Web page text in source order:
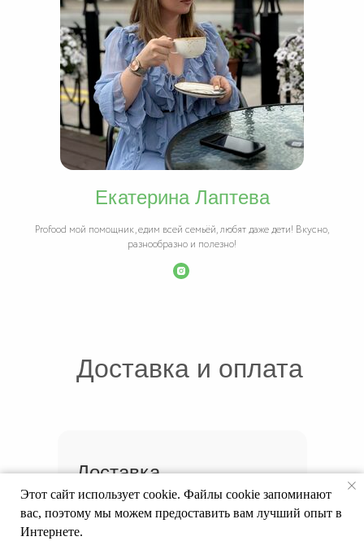
Екатерина Лаптева
Profood мой помощник, едим всей семьёй, любят даже дети! Вкусно,
разнообразно и полезно!
Доставка
Доставка и оплата
• Вторник, четверг, пятницу и
воскресенье с 19:00 до 23:00
• Еда приедет к вам на следующий день
Этот сайт использует cookie. Файлы cookie запоминают
вас, поэтому мы можем предоставить вам лучший опыт в
Интернете.